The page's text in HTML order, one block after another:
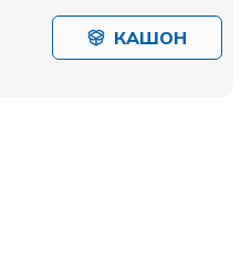
КАШОН